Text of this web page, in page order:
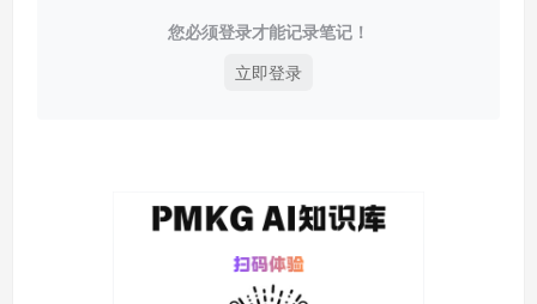
您必须登录才能记录笔记！
立即登录